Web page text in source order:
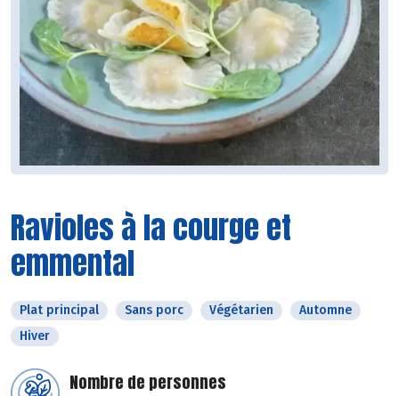
Ravioles à la courge et
emmental
Plat principal Sans porc Végétarien
Automne
Hiver
Nombre de personnes